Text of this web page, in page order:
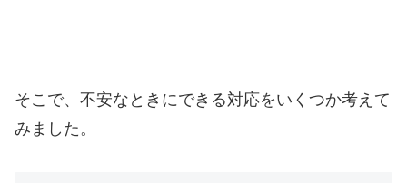
そこで、不安なときにできる対応をいくつか考えて
みました。